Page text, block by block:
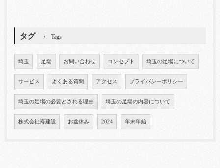
タグ Tags
埼玉 足場 お問い合わせ コンセプト 埼玉の足場について
サービス よくある質問 アクセス プライバシーポリシー
埼玉の足場の必要とされる理由 埼玉の足場の内容について
株式会社寿建設 お盆休み 2024 年末年始